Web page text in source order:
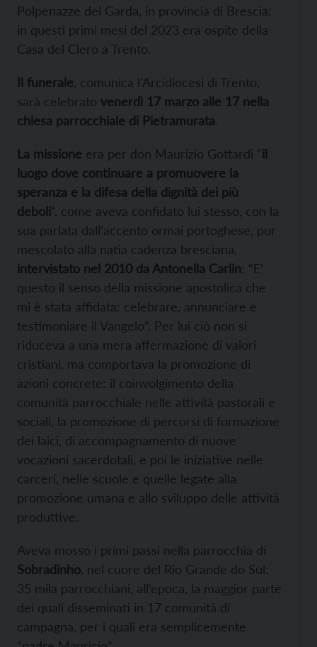
Polpenazze del Garda, in provincia di Brescia;
in questi primi mesi del 2023 era ospite della
Casa del Clero a Trento.
Il funerale , comunica l’Arcidiocesi di Trento,
sarà celebrato venerdì 17 marzo alle 17 nella
chiesa parrocchiale di Pietramurata.
La missione era per don Maurizio Gottardi “il
luogo dove continuare a promuovere la
speranza e la difesa della dignità dei più
deboli“, come aveva confidato lui stesso, con la
sua parlata dall’accento ormai portoghese, pur
mescolato alla natia cadenza bresciana,
intervistato nel 2010 da Antonella Carlin: “E’
questo il senso della missione apostolica che
mi è stata affidata: celebrare, annunciare e
testimoniare il Vangelo”. Per lui ciò non si
riduceva a una mera affermazione di valori
cristiani, ma comportava la promozione di
azioni concrete: il coinvolgimento della
comunità parrocchiale nelle attività pastorali e
sociali, la promozione di percorsi di formazione
dei laici, di accompagnamento di nuove
vocazioni sacerdotali, e poi le iniziative nelle
carceri, nelle scuole e quelle legate alla
promozione umana e allo sviluppo delle attività
produttive.
Aveva mosso i primi passi nella parrocchia di
Sobradinho , nel cuore del Rio Grande do Sul:
35 mila parrocchiani, all’epoca, la maggior parte
dei quali disseminati in 17 comunità di
campagna, per i quali era semplicemente